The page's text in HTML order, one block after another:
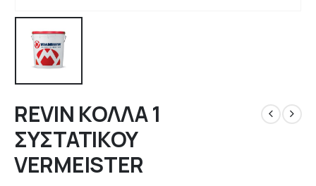
REVIN ΚΟΛΛΑ 1
ΣΥΣΤΑΤΙΚΟΥ
VERMEISTER